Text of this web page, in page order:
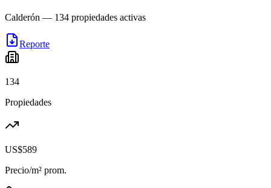
Calderón — 134 propiedades activas
Reporte
134
Propiedades
US$589
Precio/m² prom.